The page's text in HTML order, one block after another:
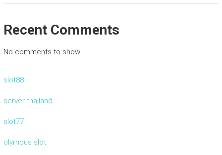
Recent Comments
No comments to show.
slot88
server thailand
slot77
olympus slot